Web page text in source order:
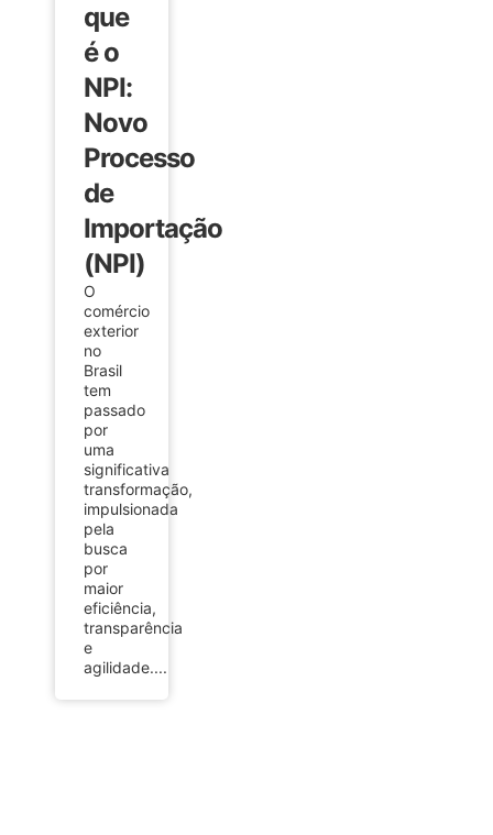
que
é o
NPI:
Novo
Processo
de
Importação
(NPI)
O
comércio
exterior
no
Brasil
tem
passado
por
uma
significativa
transformação,
impulsionada
pela
busca
por
maior
eficiência,
transparência
e
agilidade....